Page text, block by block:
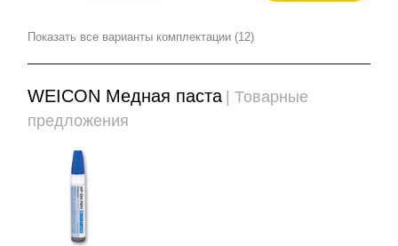
Показать все варианты комплектации (12)
WEICON Медная паста | Товарные
предложения